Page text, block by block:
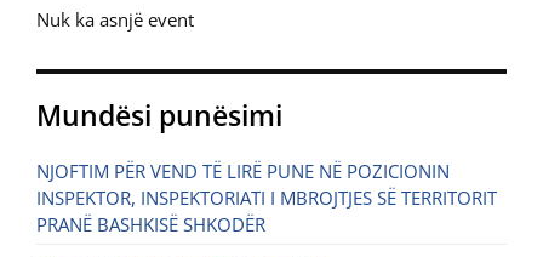
Nuk ka asnjë event
Mundësi punësimi
NJOFTIM PËR VEND TË LIRË PUNE NË POZICIONIN
INSPEKTOR, INSPEKTORIATI I MBROJTJES SË TERRITORIT
PRANË BASHKISË SHKODËR